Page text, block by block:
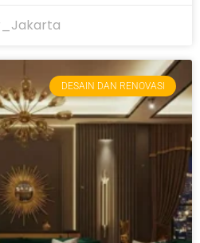
DESAIN DAN RENOVASI